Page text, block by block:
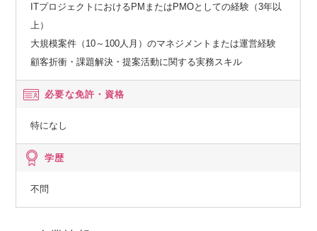
ITプロジェクトにおけるPMまたはPMOとしての経験（3年以
上）
大規模案件（10～100人月）のマネジメントまたは運営経験
顧客折衝・課題解決・提案活動に関する実務スキル
必要な免許・資格
特になし
学歴
不問